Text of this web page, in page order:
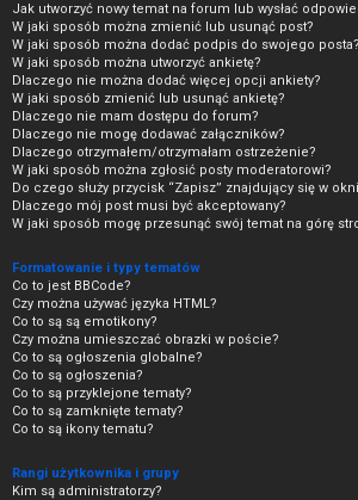
Jak utworzyć nowy temat na forum lub wysłać
W jaki sposób można zmienić lub usunąć post?
W jaki sposób można dodać podpis do swojego posta?
W jaki sposób można utworzyć ankietę?
Dlaczego nie można dodać więcej opcji ankiety?
W jaki sposób zmienić lub usunąć ankietę?
Dlaczego nie mam dostępu do forum?
Dlaczego nie mogę dodawać załączników?
Dlaczego otrzymałem/otrzymałam ostrzeżenie?
W jaki sposób można zgłosić posty moderatorowi?
Do czego służy przycisk “Zapisz” znajdujący się w
Dlaczego mój post musi być akceptowany?
W jaki sposób mogę przesunąć swój temat na górę
Formatowanie i typy tematów
Co to jest BBCode?
Czy można używać języka HTML?
Co to są są emotikony?
Czy można umieszczać obrazki w poście?
Co to są ogłoszenia globalne?
Co to są ogłoszenia?
Co to są przyklejone tematy?
Co to są zamknięte tematy?
Co to są ikony tematu?
Rangi użytkownika i grupy
Kim są administratorzy?